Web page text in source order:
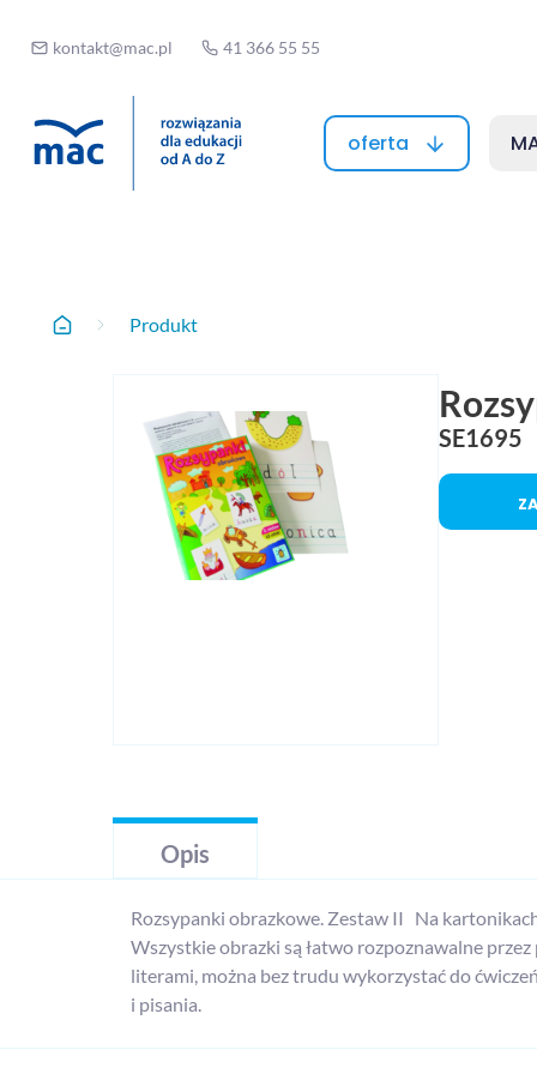
kontakt@mac.pl 41 366 55 55
oferta
Produkt
SE1695
Opis
Rozsypanki obrazkowe. Zestaw II Na
Wszystkie obrazki są łatwo rozpoznawalne
literami, można bez trudu wykorzystać do
i pisania.